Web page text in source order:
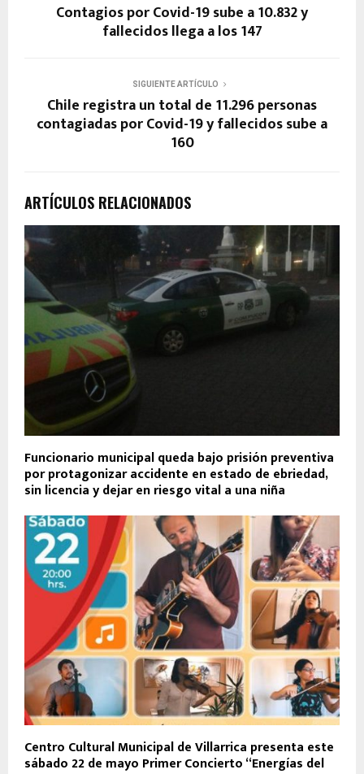
Contagios por Covid-19 sube a 10.832 y
fallecidos llega a los 147
SIGUIENTE ARTÍCULO
Chile registra un total de 11.296 personas
contagiadas por Covid-19 y fallecidos sube a
160
ARTÍCULOS RELACIONADOS
Funcionario municipal queda bajo prisión preventiva
por protagonizar accidente en estado de ebriedad,
sin licencia y dejar en riesgo vital a una niña
Centro Cultural Municipal de Villarrica presenta este
sábado 22 de mayo Primer Concierto “Energías del